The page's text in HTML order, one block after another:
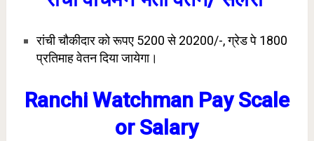
रांची चौकीदार को रूपए 5200 से 20200/-, ग्रेड पे 1800
प्रतिमाह वेतन दिया जायेगा।
Ranchi Watchman Pay Scale
or Salary